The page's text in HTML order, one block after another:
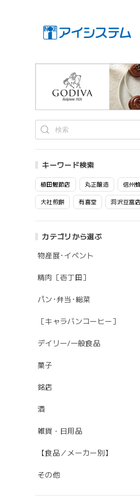
キーワード検索
植田鰹節店 丸正醸造 信州
大社煎餅 有喜堂 洞沢豆富店
カテゴリから選ぶ
物産展･イベント
精肉［壱丁田］
パン･弁当･総菜
［キャラバンコーヒー］
デイリー/一般食品
菓子
銘店
酒
雑貨・日用品
【食品／メーカー別】
その他